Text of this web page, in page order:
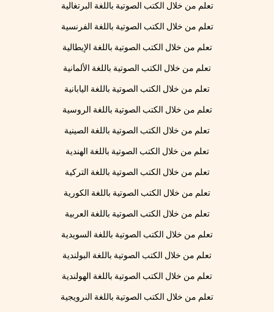
تعلم من خلال الكتب الصوتية باللغة البرتغالية
تعلم من خلال الكتب الصوتية باللغة الفرنسية
تعلم من خلال الكتب الصوتية باللغة الإيطالية
تعلم من خلال الكتب الصوتية باللغة الألمانية
تعلم من خلال الكتب الصوتية باللغة اليابانية
تعلم من خلال الكتب الصوتية باللغة الروسية
تعلم من خلال الكتب الصوتية باللغة الصينية
تعلم من خلال الكتب الصوتية باللغة الهندية
تعلم من خلال الكتب الصوتية باللغة التركية
تعلم من خلال الكتب الصوتية باللغة الكورية
تعلم من خلال الكتب الصوتية باللغة العربية
تعلم من خلال الكتب الصوتية باللغة السويدية
تعلم من خلال الكتب الصوتية باللغة البولندية
تعلم من خلال الكتب الصوتية باللغة الهولندية
تعلم من خلال الكتب الصوتية باللغة النرويجية